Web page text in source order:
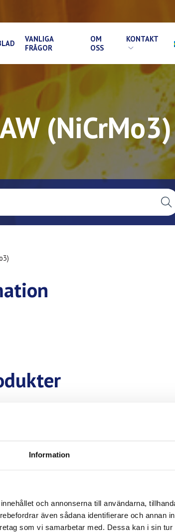
Information
och annonserna till användarna,
även sådana identifierare och annan
som vi samarbetar med. Dessa kan i sin
VANLIGA
FRÅGOR
OM
OSS
KONTAKT
(NiCrMo3)
18274: S Ni 6276 AWS A5.14: ERNiCrMo-4